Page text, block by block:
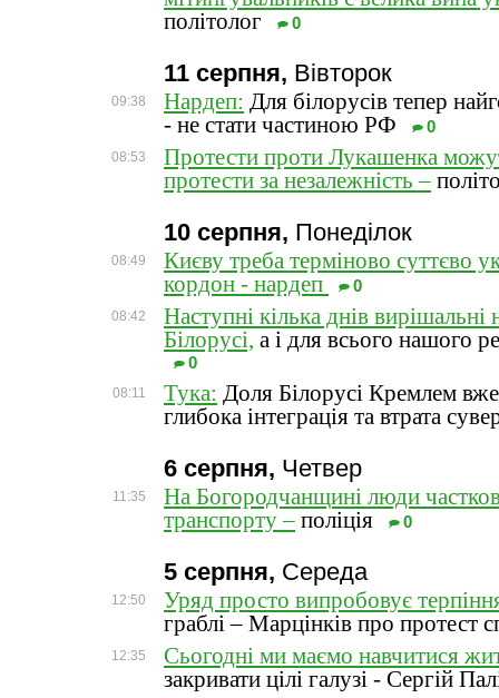
політолог
0
11 серпня, Вівторок
09:38 Нардеп: Для білорусів тепер
- не стати частиною РФ
0
08:53
Протести проти Лукашенка
протести за незалежність –
10 серпня, Понеділок
08:49
Києву треба терміново суттєво
кордон - нардеп
0
08:42
Наступні кілька днів
Білорусі, а і для всього нашого
0
08:11 Тука: Доля Білорусі Кремлем
глибока інтеграція та втрата
6 серпня, Четвер
11:35
На Богородчанщині люди
транспорту – поліція 0
5 серпня, Середа
12:50
Уряд просто випробовує
граблі – Марцінків про протест
12:35
Сьогодні ми маємо навчитися
закривати цілі галузі - Сергій